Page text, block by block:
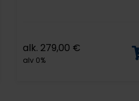
alk. 279,00 €
alv 0%